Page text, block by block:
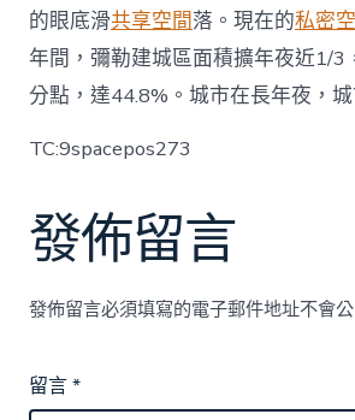
的眼底滑共享空間落。現在的私密
年間，彌勒建城區面積擴年夜近1/
分點，達44.8%。城市在長年夜，
TC:9spacepos273
發佈留言
發佈留言必須填寫的電子郵件地址不會公
留言*